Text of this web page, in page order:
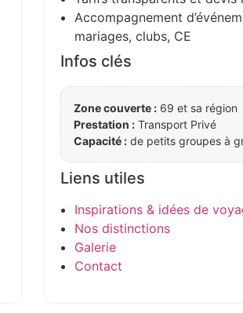
Accompagnement
mariages, clubs, CE
Infos clés
Zone couverte : 69 et sa région
Prestation : Transport Privé
Capacité : de petits groupes à
Liens utiles
Inspirations & idées de
Nos distinctions
Galerie
Contact